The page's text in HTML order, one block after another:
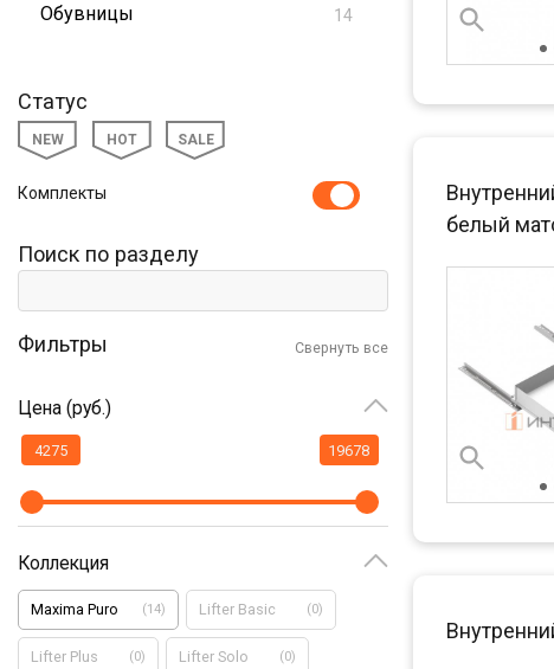
Обувницы 14
Статус
NEW HOT SALE
Комплекты
Поиск по разделу
Фильтры Свернуть все
Цена (руб.)
Коллекция
Maxima Puro (14) Lifter Basic (0)
Lifter Plus (0) Lifter Solo (0)
белый